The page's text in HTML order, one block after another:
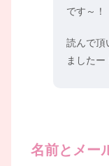
です～！
読んで頂
ました
名前とメー